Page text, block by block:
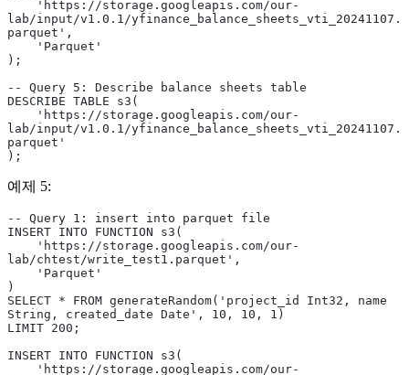
lab/input/v1.0.1/yfinance_balance_sheets_vti_20241107.
parquet',
    'Parquet'
);
-- Query 5: Describe balance sheets table
DESCRIBE TABLE s3(
lab/input/v1.0.1/yfinance_balance_sheets_vti_20241107.
parquet'
);
예제 5:
-- Query 1: insert into parquet file
INSERT INTO FUNCTION s3(
lab/chtest/write_test1.parquet',
    'Parquet'
)
SELECT * FROM generateRandom('project_id Int32, name
String, created_date Date', 10, 10, 1)
LIMIT 200;
INSERT INTO FUNCTION s3(